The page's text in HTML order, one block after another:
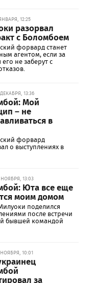
12:25
разорвал
с Боломбоем
форвард станет
агентом, если за
не заберут с
ДЕКАБРЯ, 13:36
Мой
– не
в
форвард
о выступлениях в
НОЯБРЯ, 13:03
Юта все еще
моим домом
поделился
после встречи
бывшей командой
НОЯБРЯ, 10:01
за